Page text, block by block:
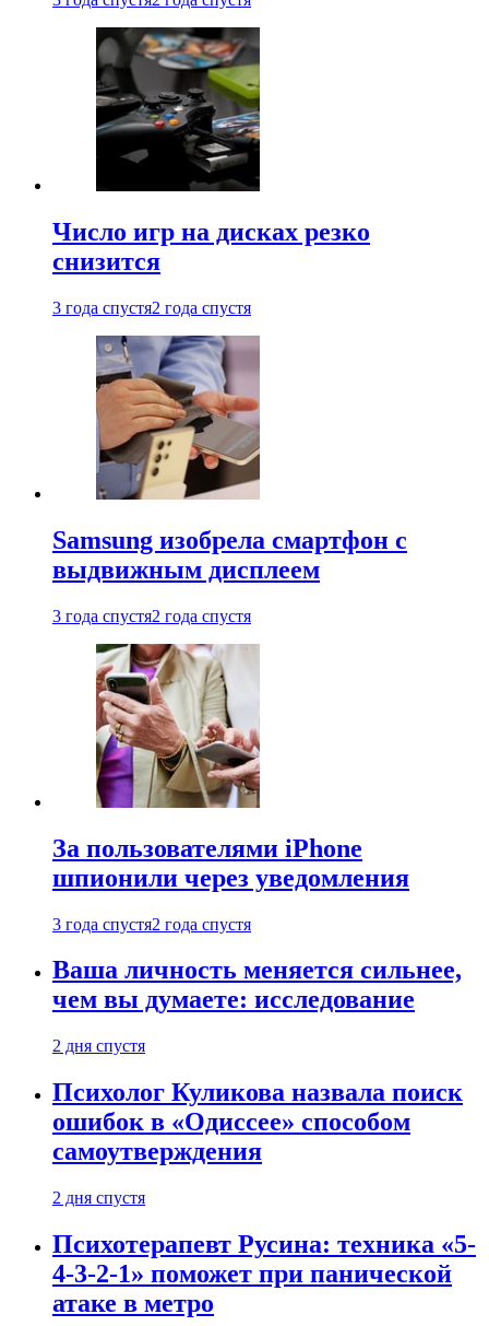
Число игр на дисках резко
снизится
3 года спустя2 года спустя
Samsung изобрела смартфон с
выдвижным дисплеем
3 года спустя2 года спустя
За пользователями iPhone
шпионили через уведомления
3 года спустя2 года спустя
Ваша личность меняется сильнее,
чем вы думаете: исследование
2 дня спустя
Психолог Куликова назвала поиск
ошибок в «Одиссее» способом
самоутверждения
2 дня спустя
Психотерапевт Русина: техника «5-
4-3-2-1» поможет при панической
атаке в метро